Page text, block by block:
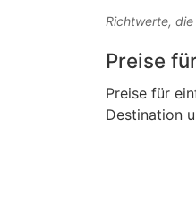
Richtwerte,
Preise
Preise für
Destination